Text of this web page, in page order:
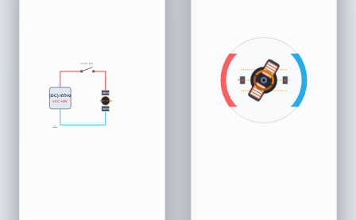
+ -
סלי
ל A
ס
לי
ל B
סוללה (DC)
VCC +12V
מתג הפעלה
מברשת +
מברשת -
סליל רוטור